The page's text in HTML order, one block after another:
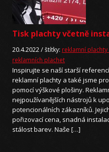
Tisk plachty včetně
20.4.2022 /štítky: reklamní plachty
reklamních plachet
Inspirujte se naší starší
reklamní plachty a také jsme
pomocí výškové plošiny.
nejpoužívanějších nástrojů k
potencionálních zákazníků.
pořizovací cena, snadná
stálost barev. Naše […]